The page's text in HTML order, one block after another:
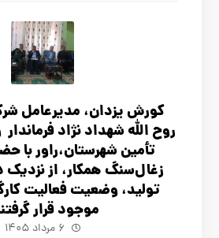
کورش یزدان، مدیرعامل
روح الله شهداد نژاد
تأ‌مین شهرستان،راور با
زغال‌سنگ همکار، از نزدیک
تولید، وضعیت فعالیت
موجود قرار
۶ مرداد ۱۴۰۵